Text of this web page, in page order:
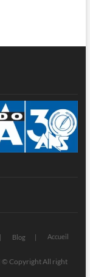
Blog Accueil
© Copyright All right